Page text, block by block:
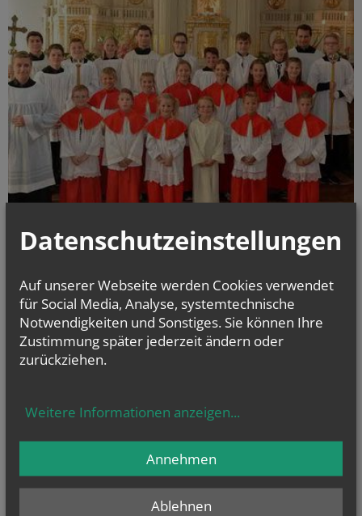
Jahren ist es Tradition, dass dieses Fest am darauffolgenden Sonntag
gefeiert wird und auch die Ministranten eingekleidet werden. Sie
bekommen ihre neuen Gewänder & Aufgaben zugeteilt, für die sie das
ganze Jahr über geübt haben.
mehr
Firmung
Datenschutzeinstellungen
Auf unserer Webseite werden Cookies verwendet
für Social Media, Analyse, systemtechnische
Notwendigkeiten und Sonstiges. Sie können Ihre
Zustimmung später jederzeit ändern oder
zurückziehen.
Weitere Informationen anzeigen...
Ablehnen
Annehmen